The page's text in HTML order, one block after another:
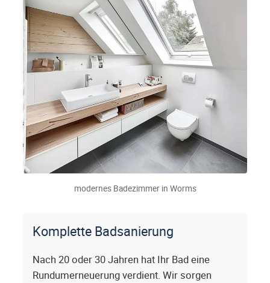
modernes Badezimmer in Worms
Komplette Badsanierung
Nach 20 oder 30 Jahren hat Ihr Bad eine
Rundumerneuerung verdient. Wir sorgen